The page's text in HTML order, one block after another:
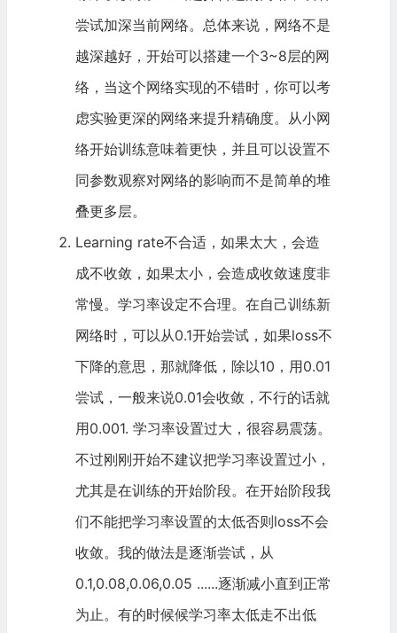
尝试加深当前网络。总体来说，网络不是
越深越好，开始可以搭建一个3~8层的网
络，当这个网络实现的不错时，你可以考
虑实验更深的网络来提升精确度。从小网
络开始训练意味着更快，并且可以设置不
同参数观察对网络的影响而不是简单的堆
叠更多层。
Learning rate不合适，如果太大，会造
成不收敛，如果太小，会造成收敛速度非
常慢。学习率设定不合理。在自己训练新
网络时，可以从0.1开始尝试，如果loss不
下降的意思，那就降低，除以10，用0.01
尝试，一般来说0.01会收敛，不行的话就
用0.001. 学习率设置过大，很容易震荡。
不过刚刚开始不建议把学习率设置过小，
尤其是在训练的开始阶段。在开始阶段我
们不能把学习率设置的太低否则loss不会
收敛。我的做法是逐渐尝试，从
0.1,0.08,0.06,0.05 ......逐渐减小直到正常
为止。有的时候候学习率太低走不出低